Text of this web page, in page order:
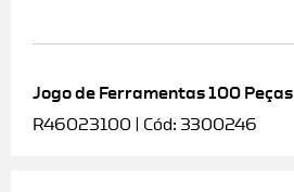
Jogo de Ferramentas 100 Peças
R46023100 | Cód: 3300246